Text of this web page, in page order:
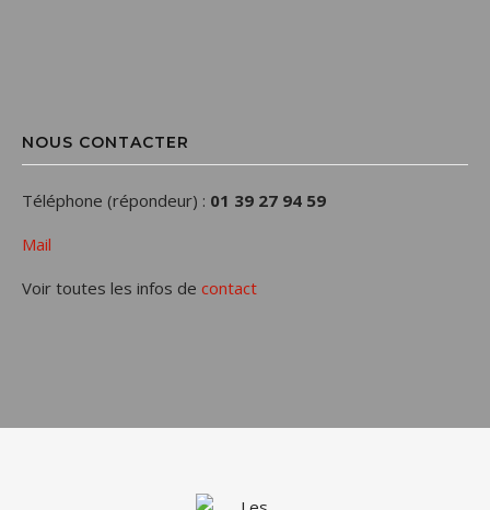
NOUS CONTACTER
Téléphone (répondeur) : 01 39 27 94 59
Mail
Voir toutes les infos de contact